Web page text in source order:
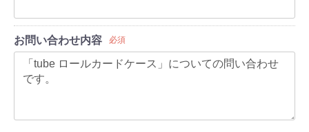
お問い合わせ内容 必須